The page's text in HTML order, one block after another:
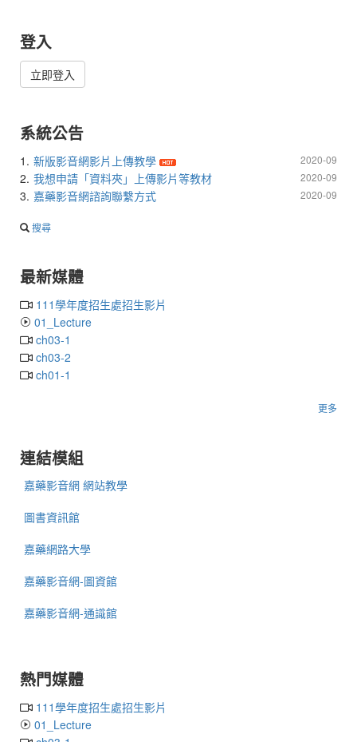
登入
立即登入
系統公告
1. 2020-09
新版影音網影片上傳教學
2.
2020-09
我想申請「資料夾」上傳影片等教材
3.
2020-09
嘉藥影音網諮詢聯繫方式
搜尋
最新媒體
111學年度招生處招生影片
01_Lecture
ch03-1
ch03-2
ch01-1
更多
連結模組
嘉藥影音網 網站教學
圖書資訊館
嘉藥網路大學
嘉藥影音網-圖資館
嘉藥影音網-通識館
熱門媒體
111學年度招生處招生影片
01_Lecture